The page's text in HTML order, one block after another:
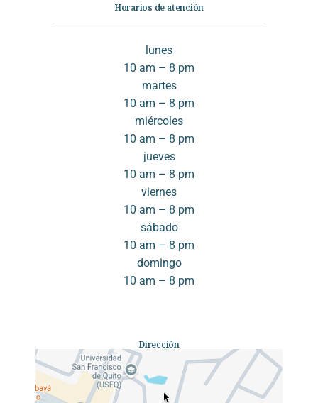
Horarios de atención
lunes
10 am – 8 pm
martes
10 am – 8 pm
miércoles
10 am – 8 pm
jueves
10 am – 8 pm
viernes
10 am – 8 pm
sábado
10 am – 8 pm
domingo
10 am – 8 pm
Dirección